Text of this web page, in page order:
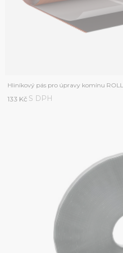
Hliníkový pás pro úpravy komínu
133 Kč S DPH